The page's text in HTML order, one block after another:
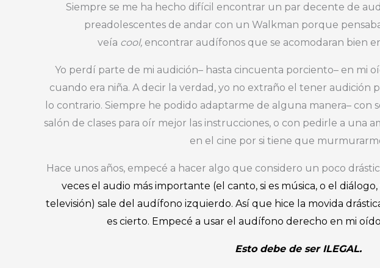
Siempre se me ha hecho difícil encontrar un par decente de
preadolescentes de andar con un Walkman porque
veía cool, encontrar audífonos que se acomodaran bien
Yo perdí parte de mi audición– hasta cincuenta porciento– en mi
cuando era niña. A decir la verdad, yo no extraño el tener audición
lo contrario. Siempre he podido adaptarme de alguna manera–
salón de clases para oír mejor las instrucciones, o con pedirle a una
en el cine por si tiene que
Hace unos años, empecé a hacer algo que considero un poco
veces el audio más importante (el canto, si es música, o el
televisión) sale del audífono izquierdo. Así que hice la movida
es cierto. Empecé a usar el audífono derecho en mi
Esto debe de ser ILEGAL.